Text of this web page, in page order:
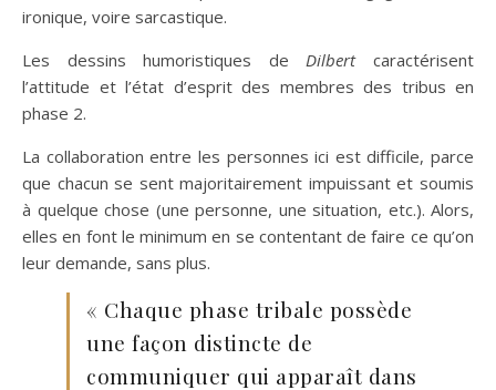
ironique, voire sarcastique.
Les dessins humoristiques de Dilbertcaractérisent
l’attitude et l’état d’esprit des membres des tribus en
phase 2.
La collaboration entre les personnes ici est difficile, parce
que chacun se sent majoritairement impuissant et soumis
à quelque chose (une personne, une situation, etc.). Alors,
elles en font le minimum en se contentant de faire ce qu’on
leur demande, sans plus.
« Chaque phase tribale possède
une façon distincte de
communiquer qui apparaît dans